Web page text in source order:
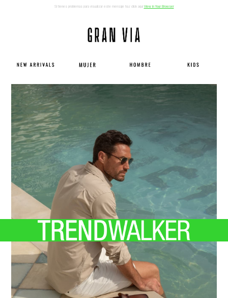
Si tienes problemas para visualizar este mensaje haz click aqui View in Your Browser